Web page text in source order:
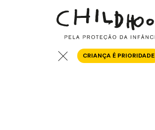
CRIANÇA É PRIORIDADE